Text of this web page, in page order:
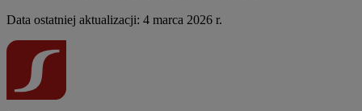
Data ostatniej aktualizacji: 4 marca 2026 r.